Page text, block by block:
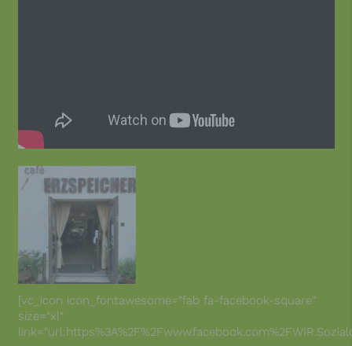
[vc_icon icon_fontawesome=“fab fa-facebook-square“
size=“xl“